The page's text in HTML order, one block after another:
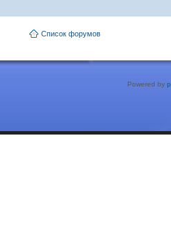
Список форумов
Powered by